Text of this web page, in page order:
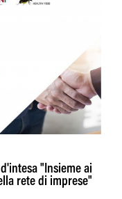
"Insieme ai
rete di imprese"